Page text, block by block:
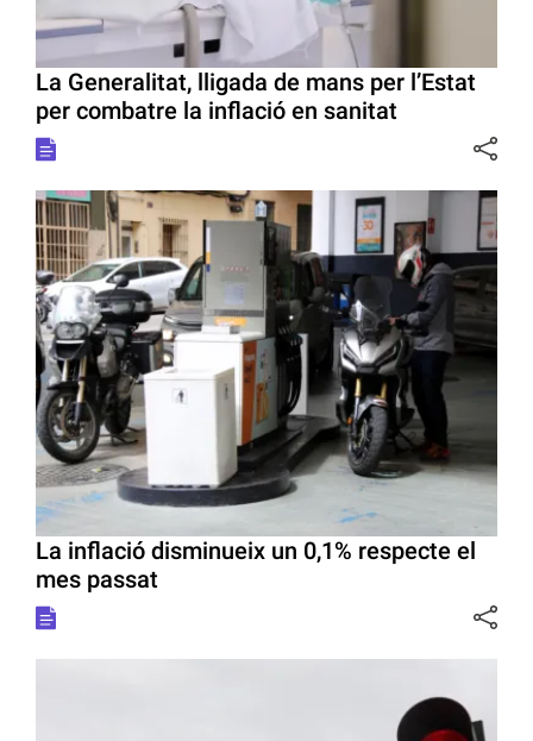
La Generalitat, lligada de mans per l’Estat
per combatre la inflació en sanitat
La inflació disminueix un 0,1% respecte el
mes passat